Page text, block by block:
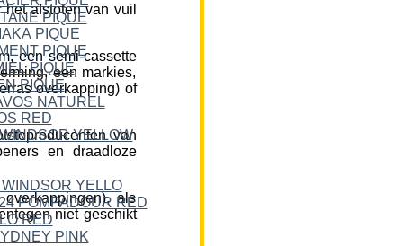
afstoten van vuil
een semi-cassette
een markies,
overkapping) of
van
en draadloze
als
niet geschikt